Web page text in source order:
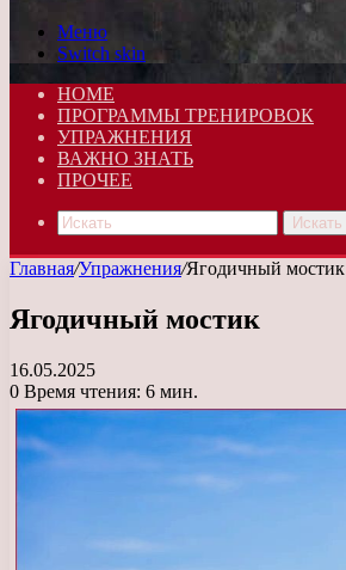
Меню
Switch skin
HOME
ПРОГРАММЫ ТРЕНИРОВОК
УПРАЖНЕНИЯ
ВАЖНО ЗНАТЬ
ПРОЧЕЕ
Искать
Главная/Упражнения/Ягодичный мостик
Ягодичный мостик
16.05.2025
0 Время чтения: 6 мин.